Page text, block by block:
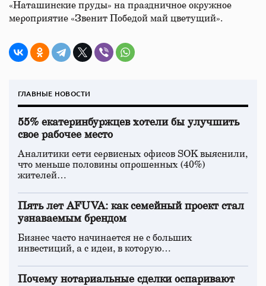
«Наташинские пруды» на праздничное окружное
мероприятие «Звенит Победой май цветущий».
ГЛАВНЫЕ НОВОСТИ
55% екатеринбуржцев хотели бы улучшить
свое рабочее место
Аналитики сети сервисных офисов SOK выяснили,
что меньше половины опрошенных (40%)
жителей…
Пять лет AFUVA: как семейный проект стал
узнаваемым брендом
Бизнес часто начинается не с больших
инвестиций, а с идеи, в которую…
Почему нотариальные сделки оспаривают